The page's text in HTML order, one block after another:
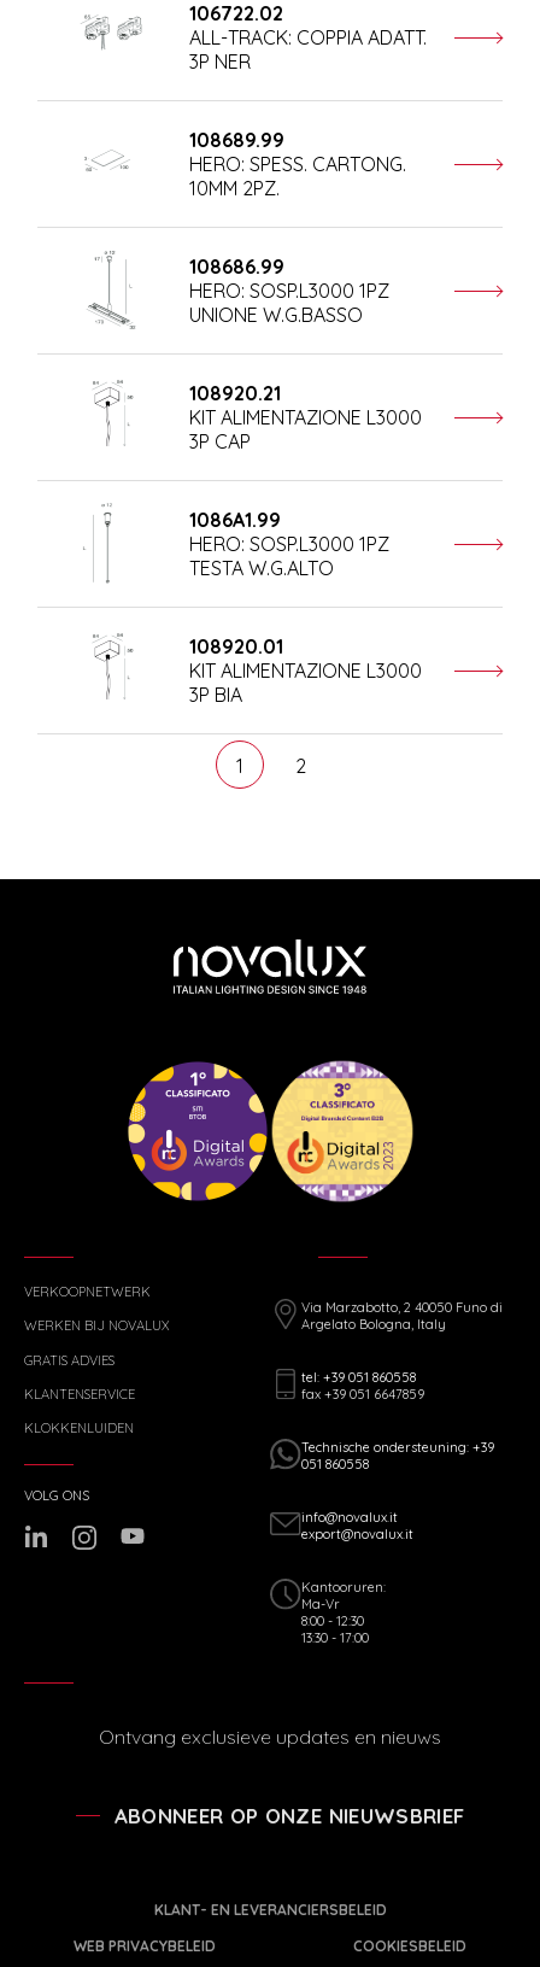
106722.02
ALL-TRACK: COPPIA ADATT.
3P NER
108689.99
HERO: SPESS. CARTONG.
10MM 2PZ.
108686.99
HERO: SOSP.L3000 1PZ
UNIONE W.G.BASSO
108920.21
KIT ALIMENTAZIONE L3000
3P CAP
1086A1.99
HERO: SOSP.L3000 1PZ
TESTA W.G.ALTO
108920.01
KIT ALIMENTAZIONE L3000
3P BIA
1 2
VERKOOPNETWERK
WERKEN BIJ NOVALUX
GRATIS ADVIES
KLANTENSERVICE
KLOKKENLUIDEN
Via Marzabotto, 2 40050 Funo di
Argelato Bologna, Italy
tel: +39 051 860558
fax +39 051 6647859
Technische ondersteuning: +39
051 860558
info@novalux.it
export@novalux.it
Kantooruren:
Ma-Vr
8:00 - 12:30
13:30 - 17:00
VOLG ONS
Ontvang exclusieve updates en nieuws
ABONNEER OP ONZE NIEUWSBRIEF
KLANT- EN LEVERANCIERSBELEID
WEB PRIVACYBELEID
COOKIESBELEID